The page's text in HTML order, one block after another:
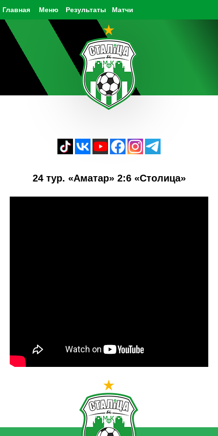
Главная Результаты Матчи
Меню
24 тур. «Аматар» 2:6 «Столица»